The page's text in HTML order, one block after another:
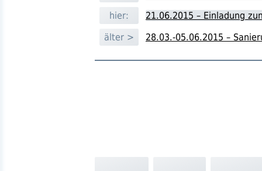
hier:
21.06.2015 – Einladung
älter >
28.03.-05.06.2015 –